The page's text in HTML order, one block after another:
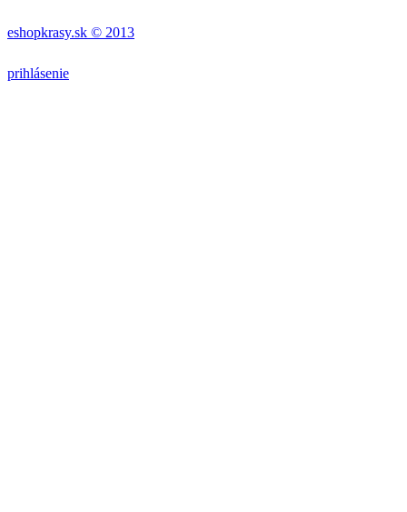
eshopkrasy.sk © 2013
prihlásenie